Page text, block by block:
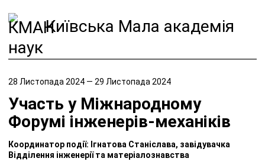
Київська Мала академія
наук
28 Листопада 2024 — 29 Листопада 2024
Участь у Міжнародному
Форумі інженерів-механіків
Координатор події: Ігнатова Станіслава, завідувачка
Відділення інженерії та матеріалознавства